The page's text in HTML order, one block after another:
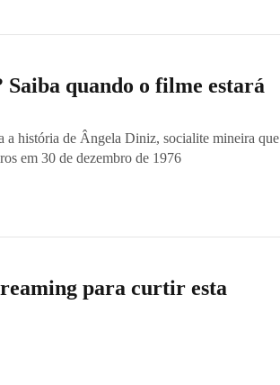
quando o filme estará
a história de Ângela Diniz, socialite mineira que
em 30 de dezembro de 1976
para curtir esta